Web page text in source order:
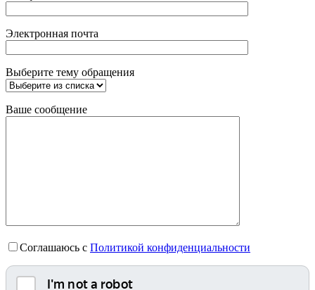
Электронная почта
Выберите тему обращения
Ваше сообщение
Соглашаюсь с Политикой конфиденциальности